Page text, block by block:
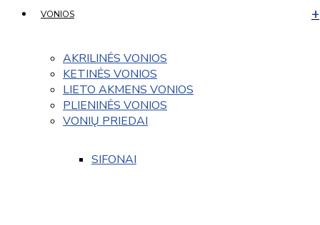
VONIOS
AKRILINĖS VONIOS
KETINĖS VONIOS
LIETO AKMENS VONIOS
PLIENINĖS VONIOS
VONIŲ PRIEDAI
SIFONAI